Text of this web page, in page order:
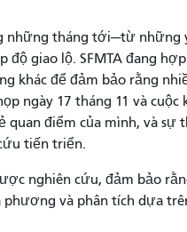
những tháng tới—từ những
giao lộ. SFMTA đang
khác để đảm bảo rằng
ngày 17 tháng 11 và cuộc
quan điểm của mình, và sự
tiến triển.
nghiên cứu, đảm bảo
phương và phân tích dựa